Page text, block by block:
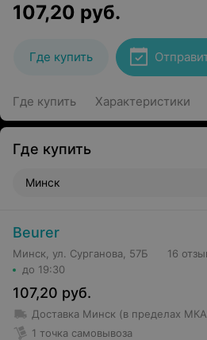
107,20 руб.
Где купить
Где купить Характеристики
Где купить
Минск
Beurer
Минск, ул. Сурганова, 57Б
до 19:30
16
107,20 руб.
Доставка Минск (в пределах
1 точка самовывоза